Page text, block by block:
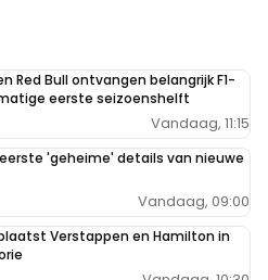
Red Bull ontvangen belangrijk F1-
eerste seizoenshelft
Vandaag, 11:15
'geheime' details van nieuwe
Vandaag, 09:00
Verstappen en Hamilton in